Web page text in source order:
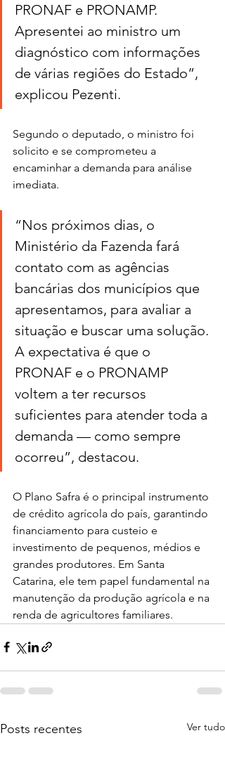
PRONAF e PRONAMP.
Apresentei ao ministro um
diagnóstico com informações
de várias regiões do Estado”,
explicou Pezenti.
Segundo o deputado, o ministro foi
solicito e se comprometeu a
encaminhar a demanda para análise
imediata.
“Nos próximos dias, o
Ministério da Fazenda fará
contato com as agências
bancárias dos municípios que
apresentamos, para avaliar a
situação e buscar uma solução.
A expectativa é que o
PRONAF e o PRONAMP
voltem a ter recursos
suficientes para atender toda a
demanda — como sempre
ocorreu”, destacou.
O Plano Safra é o principal instrumento
de crédito agrícola do país, garantindo
financiamento para custeio e
investimento de pequenos, médios e
grandes produtores. Em Santa
Catarina, ele tem papel fundamental na
manutenção da produção agrícola e na
renda de agricultores familiares.
Posts recentes Ver tudo